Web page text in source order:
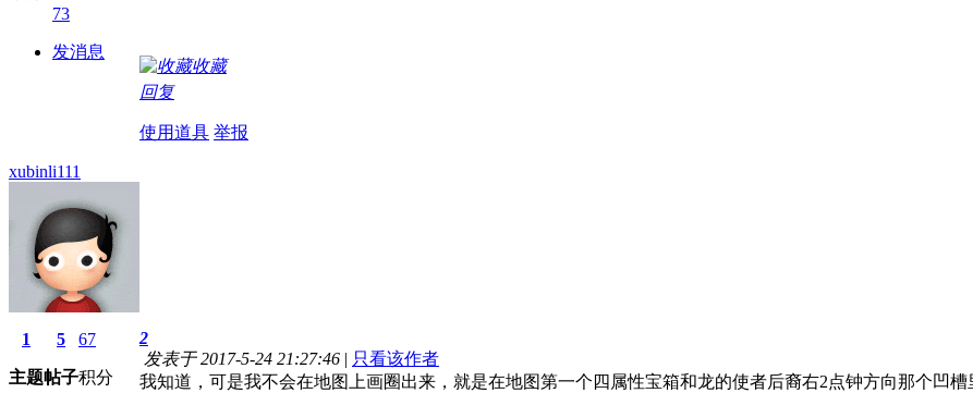
73
发消息
收藏
回复
使用道具 举报
xubinli111
1
主题
5
帖子
67
积分
2
发表于 2017-5-24 21:27:46 | 只看该作者
我知道，可是我不会在地图上画圈出来，就是在地图第一个四属性宝箱和龙的使者后裔右2点钟方向那个凹